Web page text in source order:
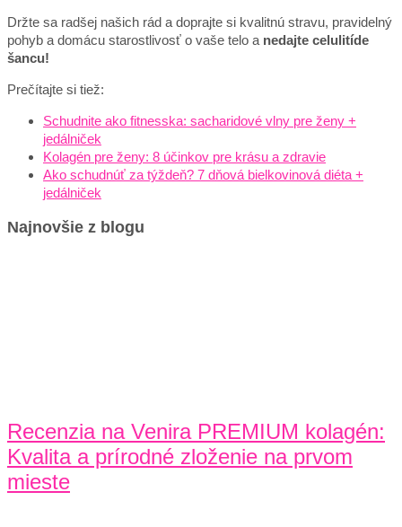
Držte sa radšej našich rád a doprajte si kvalitnú stravu, pravidelný
pohyb a domácu starostlivosť o vaše telo a nedajte celulitíde
šancu!
Prečítajte si tiež:
Schudnite ako fitnesska: sacharidové vlny pre ženy +
jedálniček
Kolagén pre ženy: 8 účinkov pre krásu a zdravie
Ako schudnúť za týždeň? 7 dňová bielkovinová diéta +
jedálniček
Najnovšie z blogu
Recenzia na Venira PREMIUM kolagén:
Kvalita a prírodné zloženie na prvom
mieste